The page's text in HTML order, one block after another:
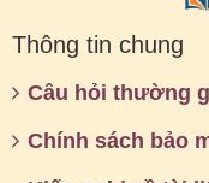
Thông tin chung
Câu hỏi thường
Chính sách bảo